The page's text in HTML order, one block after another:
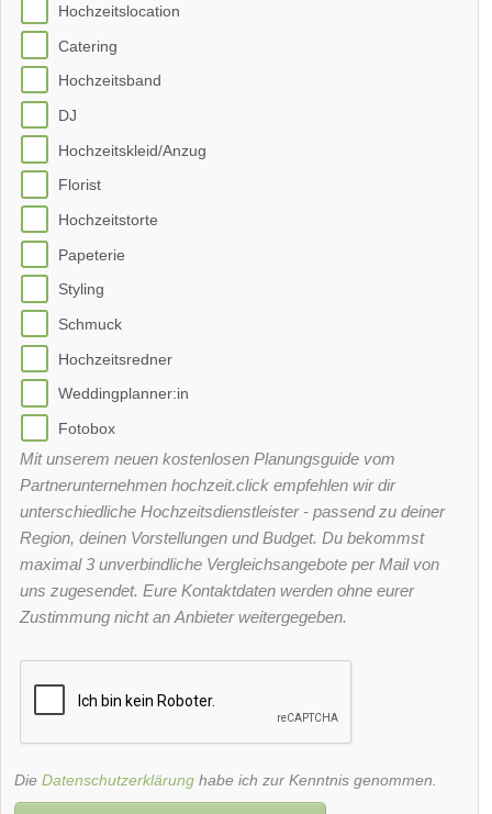
Hochzeitslocation
Catering
Hochzeitsband
DJ
Hochzeitskleid/Anzug
Florist
Hochzeitstorte
Papeterie
Styling
Schmuck
Hochzeitsredner
Weddingplanner:in
Fotobox
Mit unserem neuen kostenlosen Planungsguide vom
Partnerunternehmen hochzeit.click empfehlen wir dir
unterschiedliche Hochzeitsdienstleister - passend zu deiner
Region, deinen Vorstellungen und Budget. Du bekommst
maximal 3 unverbindliche Vergleichsangebote per Mail von
uns zugesendet. Eure Kontaktdaten werden ohne eurer
Zustimmung nicht an Anbieter weitergegeben.
Die Datenschutzerklärung habe ich zur Kenntnis genommen.